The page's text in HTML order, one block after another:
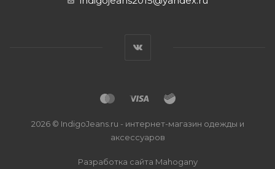
2026 © IndigoJeans.ru - интернет-магазин одежды и
аксессуаров
Разработка сайта Mahogany